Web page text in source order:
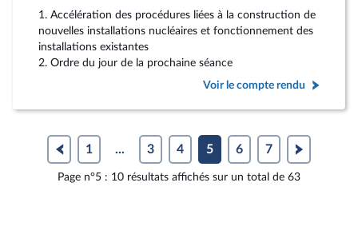
1. Accélération des procédures liées à la construction de
nouvelles installations nucléaires et fonctionnement des
installations existantes
2. Ordre du jour de la prochaine séance
Voir le compte rendu
1 ... 3 4 5 6 7
Page n°5 : 10 résultats affichés sur un total de 63